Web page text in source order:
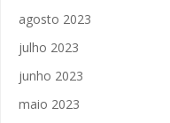
agosto 2023
julho 2023
junho 2023
maio 2023